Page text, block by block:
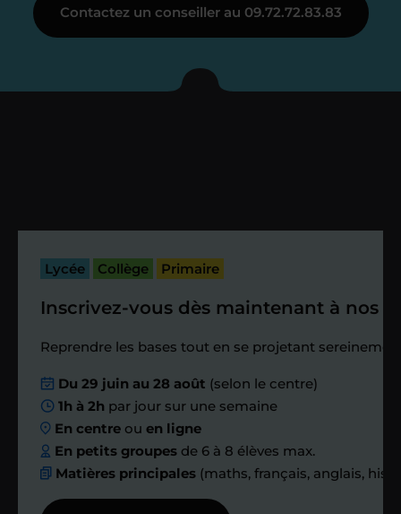
Je vous présente votre
enseignant sous 72
passé.
Étape 4
Nous planifions
ensemble des
échanges réguliers
Afin de suivre le travail et les progrès
Contactez un conseiller au 09.72.72.83.83
Lycée Collège Primaire
Inscrivez-vous dès maintenant à nos
Reprendre les bases tout en se projetant
Du 29 juin au 28 août (selon le centre)
1h à 2h par jour sur une semaine
En centre ouen ligne
En petits groupes de 6 à 8 élèves max.
Matières principales (maths, français, anglais,